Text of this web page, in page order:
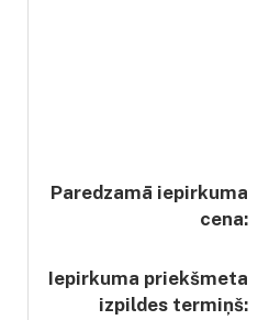
Paredzamā iepirkuma
cena:
Iepirkuma priekšmeta
izpildes termiņš: